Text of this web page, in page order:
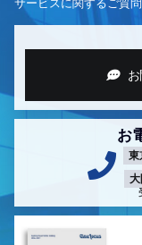
サービスに関するご質
お
東
大